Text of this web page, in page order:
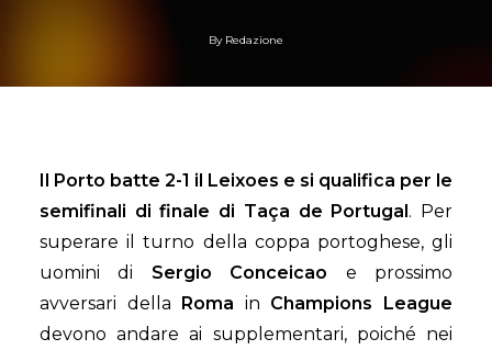
By Redazione
Il Porto batte 2-1 il Leixoes e si qualifica per le
semifinali di finale di Taça de Portugal. Per
superare il turno della coppa portoghese, gli
uomini di Sergio Conceicao e prossimo
avversari della Roma in Champions League
devono andare ai supplementari, poiché nei